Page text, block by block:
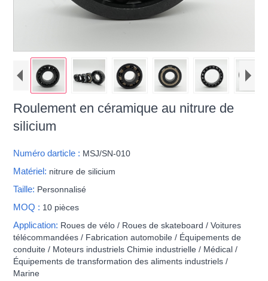
Roulement en céramique au nitrure de
silicium
Numéro darticle : MSJ/SN-010
Matériel: nitrure de silicium
Taille: Personnalisé
MOQ : 10 pièces
Application: Roues de vélo / Roues de skateboard / Voitures
télécommandées / Fabrication automobile / Équipements de
conduite / Moteurs industriels Chimie industrielle / Médical /
Équipements de transformation des aliments industriels /
Marine